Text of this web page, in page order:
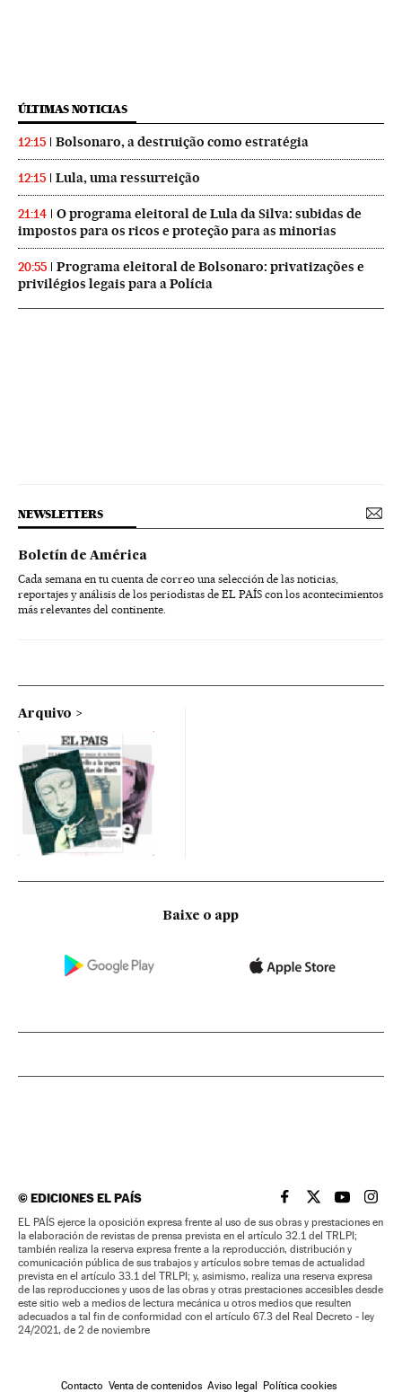
ÚLTIMAS NOTICIAS
12:15 Bolsonaro, a destruição como estratégia
12:15 Lula, uma ressurreição
21:14
O programa eleitoral de Lula da Silva: subidas de
impostos para os ricos e proteção para as minorias
20:55
Programa eleitoral de Bolsonaro: privatizações e
privilégios legais para a Polícia
NEWSLETTERS
Boletín de América
Cada semana en tu cuenta de correo una selección de las noticias,
reportajes y análisis de los periodistas de EL PAÍS con los acontecimientos
más relevantes del continente.
Arquivo
Baixe o app
©EDICIONES EL PAÍS EL PAÍS BRASIL EN
EL PAÍSEL PAÍS
EL
EL PAÍS ejerce la oposición expresa frente al uso de sus obras y prestaciones en
la elaboración de revistas de prensa prevista en el artículo 32.1 del TRLPI;
también realiza la reserva expresa frente a la reproducción, distribución y
comunicación pública de sus trabajos y artículos sobre temas de actualidad
prevista en el artículo 33.1 del TRLPI; y, asimismo, realiza una reserva expresa
de las reproducciones y usos de las obras y otras prestaciones accesibles desde
este sitio web a medios de lectura mecánica u otros medios que resulten
adecuados a tal fin de conformidad con el artículo 67.3 del Real Decreto - ley
24/2021, de 2 de noviembre
Contacto Venta de contenidos Aviso legal Política cookies